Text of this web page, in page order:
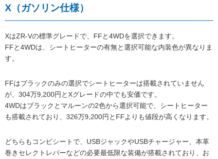
X（ガソリン仕様）
XはZR-Vの標準グレードで、FFと4WDを選択できます。
FFと4WDは、シートヒーターの有無と選択可能な内装色が異なりま
す。
FFはブラックのみの選択でシートヒーターは搭載されていません
が、304万9,200円とXグレードの中でも安価です。
4WDはブラックとマルーンの2色から選択可能で、シートヒーター
も搭載されており、326万9,200円とFFよりも値段が高くなります。
どちらもコンビシートで、USBジャックやUSBチャージャー、本革
巻きセレクトレバーなどの必要最低限な装備が搭載されており、お